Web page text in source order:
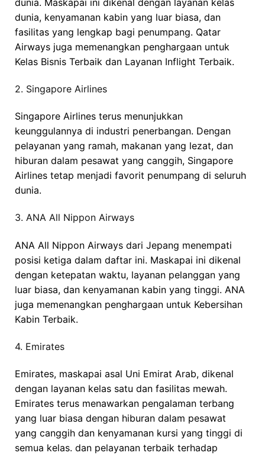
dunia, kenyamanan kabin yang luar biasa, dan
fasilitas yang lengkap bagi penumpang. Qatar
Airways juga memenangkan penghargaan untuk
Kelas Bisnis Terbaik dan Layanan Inflight Terbaik.
2. Singapore Airlines
Singapore Airlines terus menunjukkan
keunggulannya di industri penerbangan. Dengan
pelayanan yang ramah, makanan yang lezat, dan
hiburan dalam pesawat yang canggih, Singapore
Airlines tetap menjadi favorit penumpang di seluruh
dunia.
3. ANA All Nippon Airways
ANA All Nippon Airways dari Jepang menempati
posisi ketiga dalam daftar ini. Maskapai ini dikenal
dengan ketepatan waktu, layanan pelanggan yang
luar biasa, dan kenyamanan kabin yang tinggi. ANA
juga memenangkan penghargaan untuk Kebersihan
Kabin Terbaik.
4. Emirates
Emirates, maskapai asal Uni Emirat Arab, dikenal
dengan layanan kelas satu dan fasilitas mewah.
Emirates terus menawarkan pengalaman terbang
yang luar biasa dengan hiburan dalam pesawat
yang canggih dan kenyamanan kursi yang tinggi di
semua kelas. dan pelayanan terbaik terhadap